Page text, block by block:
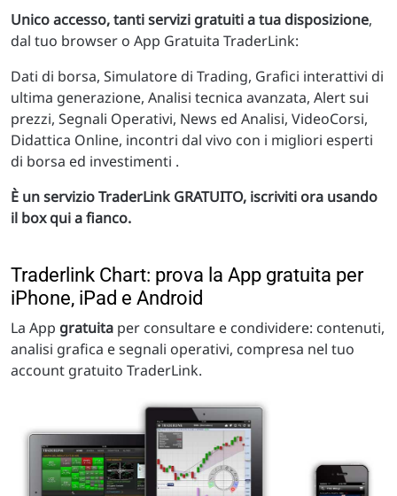
Unico accesso, tanti servizi gratuiti a tua disposizione,
dal tuo browser o App Gratuita TraderLink:
Dati di borsa, Simulatore di Trading, Grafici interattivi di
ultima generazione, Analisi tecnica avanzata, Alert sui
prezzi, Segnali Operativi, News ed Analisi, VideoCorsi,
Didattica Online, incontri dal vivo con i migliori esperti
di borsa ed investimenti .
È un servizio TraderLink GRATUITO, iscriviti ora usando
il box qui a fianco.
Traderlink Chart: prova la App gratuita per
iPhone, iPad e Android
La App gratuita per consultare e condividere: contenuti,
analisi grafica e segnali operativi, compresa nel tuo
account gratuito TraderLink.